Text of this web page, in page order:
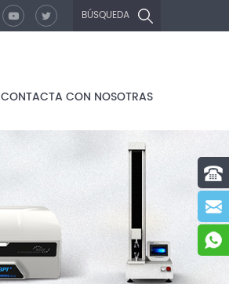
BÚSQUEDA
CONTACTA CON NOSOTRAS